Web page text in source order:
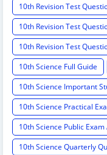
10th Revision Test
10th Revision Test
10th Revision Test
10th Science Full Guide
10th Science Important
10th Science Practical
10th Science Public
10th Science Quarterly